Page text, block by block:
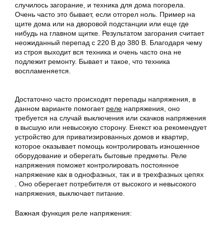
случилось загорание, и техника для дома погорела.
Очень часто это бывает, если отгорел ноль. Пример на
щите дома или на дворовой подстанции или еще где
нибудь на главном щитке. Результатом загорания считает
неожиданный перепад с 220 В до 380 В. Благодаря чему
из строя выходит вся техника и очень часто она не
подлежит ремонту. Бывает и такое, что техника
воспламеняется.
Достаточно часто происходят перепады напряжения, в
данном варианте помогает реле напряжения, оно
требуется на случай выключения или скачков напряжения
в высшую или невысокую сторону. Енекст юа рекомендует
устройство для приватизированных домов и квартир,
которое оказывает помощь контролировать изношенное
оборудование и оберегать бытовые предметы. Реле
напряжения поможет контролировать постоянное
напряжение как в однофазных, так и в трехфазных цепях
. Оно оберегает потребителя от высокого и невысокого
напряжения, выключает питание.
Важная функция реле напряжения: